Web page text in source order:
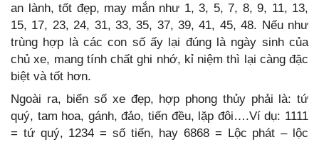
an lành, tốt đẹp, may mắn như 1, 3, 5, 7, 8, 9, 11, 13,
15, 17, 23, 24, 31, 33, 35, 37, 39, 41, 45, 48. Nếu như
trùng hợp là các con số ấy lại đúng là ngày sinh của
chủ xe, mang tính chất ghi nhớ, kỉ niệm thì lại càng đặc
biệt và tốt hơn.
Ngoài ra, biển số xe đẹp, hợp phong thủy phải là: tứ
quý, tam hoa, gánh, đảo, tiến đều, lặp đôi….Ví dụ: 1111
= tứ quý, 1234 = số tiến, hay 6868 = Lộc phát – lộc